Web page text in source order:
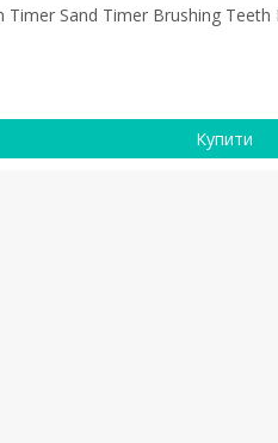
Sand Timer Brushing Teeth
Купити